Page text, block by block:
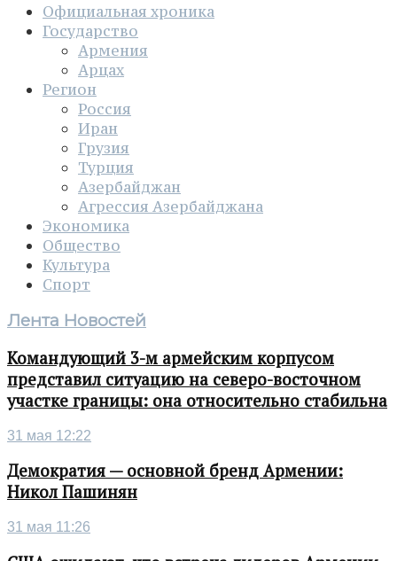
Официальная хроника
Государство
Армения
Арцах
Регион
Россия
Иран
Грузия
Турция
Азербайджан
Агрессия Азербайджана
Экономика
Общество
Культура
Спорт
Лента Новостей
Командующий 3-м армейским корпусом
представил ситуацию на северо-восточном
участке границы: она относительно стабильна
31 мая 12:22
Демократия — основной бренд Армении:
Никол Пашинян
31 мая 11:26